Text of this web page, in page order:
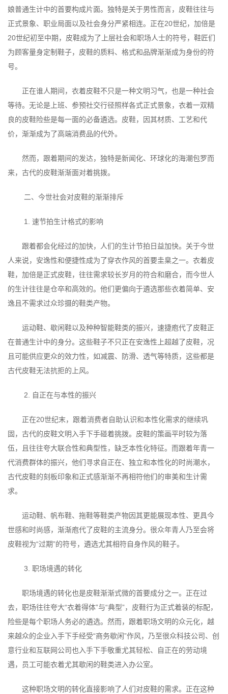
娘普通生计中的首要构成片面。独特是关于男性而言，皮鞋往往与
正式景象、职业局面以及社会身分严紧相连。正在20世纪，加倍是
20世纪初至中期，皮鞋成为了上层社会和职场人士的符号，鞋匠们
为顾客量身定制鞋子，皮鞋的质料、格式和品牌渐渐成为身份的符
号。
正在谁人期间，衣着皮鞋不只是一种文明习气，也是一种社会
等待。无论是上班、参预社交行径照样各式正式景象，衣着一双精
良的皮鞋险些是每一面的必备遴选。皮鞋，因其材质、工艺和代
价，渐渐成为了高端消费品的代外。
然而，跟着期间的发达，独特是新闻化、环球化的海潮包罗而
来，古代的皮鞋渐渐面对着挑拨。
二、今世社会对皮鞋的渐渐排斥
1. 速节拍生计格式的影响
跟着都会化经过的加快，人们的生计节拍日益加快。关于今世
人来说，安逸性和便捷性成为了穿衣作风的首要圭臬之一。衣着皮
鞋，加倍是正式皮鞋，往往需求较长岁月的符合和磨合，而今世人
的生计往往是仓卒和高效的。他们更偏向于遴选那些衣着简单、安
逸且不需求过众珍摄的鞋类产物。
运动鞋、歇闲鞋以及种种智能鞋类的振兴，速捷庖代了皮鞋正
在普通生计中的身分。这些鞋子不只正在安逸性上超越了皮鞋，况
且可能供应更众的效力性，如减震、防滑、透气等特质，这些都是
古代皮鞋无法抗拒的上风。
2. 自正在与本性的振兴
正在20世纪末，跟着消费者自助认识和本性化需求的继续巩
固，古代的皮鞋文明入手下手碰着挑拨。皮鞋的策画平时较为落
伍，且往往夸大联合性和典型性，缺乏本性化特征。而跟着年青一
代消费群体的振兴，他们寻求自正在、独立和本性化的时尚潮水，
古代皮鞋的刻板印象和正式感渐渐不再相符他们的审美和生计需
求。
运动鞋、帆布鞋、拖鞋等鞋类产物因其更能展现本性、更具今
世感和时尚感，渐渐庖代了皮鞋的主流身分。很众年青人乃至会将
皮鞋视为“过期”的符号，遴选尤其相符自身作风的鞋子。
3. 职场境遇的转化
职场境遇的转化也是皮鞋渐渐式微的首要成分之一。正在过
去，职场往往夸大“衣着得体”与“典型”，皮鞋行为正式着装的标配，
险些是每个职场人务必的遴选。然而，跟着职场文明的众元化，越
来越众的企业入手下手经受“商务歇闲”作风，乃至很众科技公司、创
意行业和互联网公司也入手下手敬重尤其轻松、自正在的劳动境
遇，员工可能衣着尤其歇闲的鞋类进入办公室。
这种职场文明的转化直接影响了人们对皮鞋的需求。正在这种